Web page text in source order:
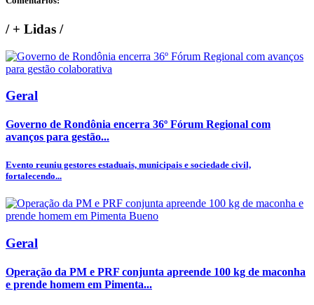
/+ Lidas /
Geral
Governo de Rondônia encerra 36º Fórum Regional com
avanços para gestão...
Evento reuniu gestores estaduais, municipais e sociedade civil,
fortalecendo...
Geral
Operação da PM e PRF conjunta apreende 100 kg de maconha
e prende homem em Pimenta...